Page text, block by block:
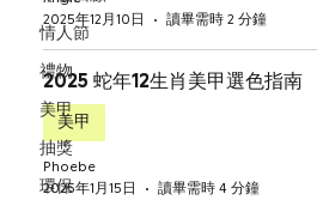
情人節
禮物
美甲
抽獎
環保
2025年12月10日
讀畢需時 2 分鐘
2025 蛇年12生肖美甲選色指南
美甲
Phoebe
2025年1月15日
讀畢需時 4 分鐘